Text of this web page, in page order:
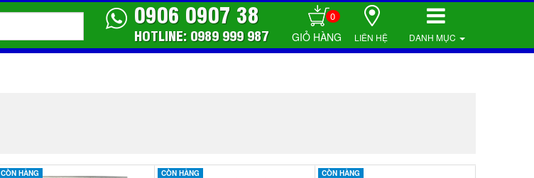
0
DANH MỤC
0906 0907 38
HOTLINE: 0989 999 987 LIÊN HỆ
CÒN HÀNG CÒN HÀNG CÒN HÀNG